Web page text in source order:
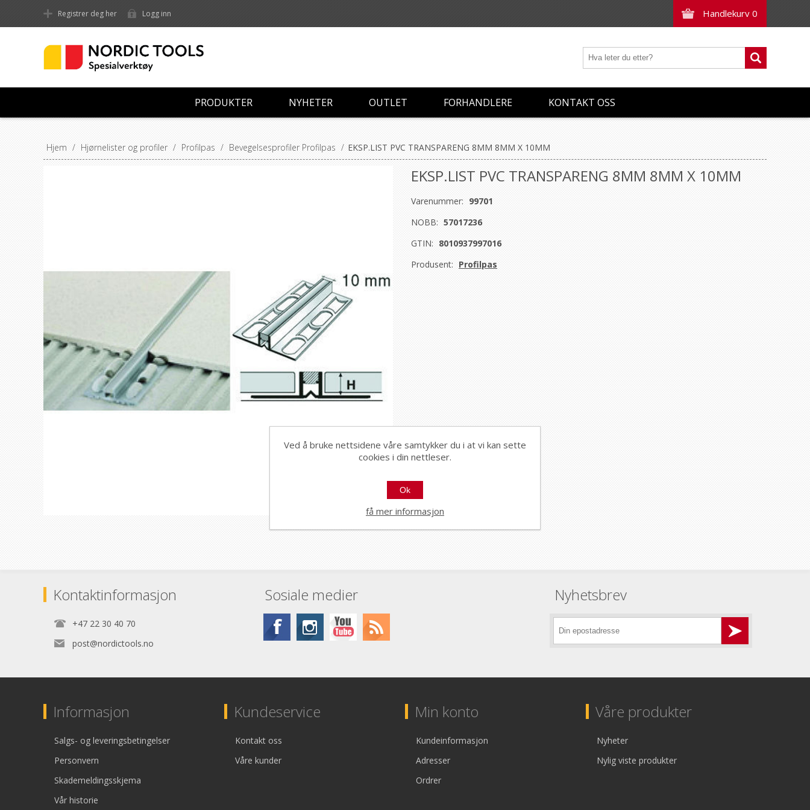
Handlekurv 0
Registrer deg her Logg inn
PRODUKTER NYHETER OUTLET FORHANDLERE KONTAKT OSS
Hjem / Hjørnelister og profiler / Profilpas / Bevegelsesprofiler Profilpas / EKSP.LIST PVC TRANSPARENG 8MM 8MM X 10MM
EKSP.LIST PVC TRANSPARENG 8MM 8MM X 10MM
Varenummer: 99701
NOBB: 57017236
GTIN: 8010937997016
Produsent: Profilpas
Kontaktinformasjon
+47 22 30 40 70
post@nordictools.no
Sosiale medier Nyhetsbrev
Informasjon
Salgs- og leveringsbetingelser
Personvern
Skademeldingsskjema
Vår historie
Kundeservice
Kontakt oss
Våre kunder
Min konto
Kundeinformasjon
Adresser
Ordrer
Våre produkter
Nyheter
Nylig viste produkter
Ved å bruke nettsidene våre samtykker du i at vi kan sette
cookies i din nettleser.
Ok
få mer informasjon